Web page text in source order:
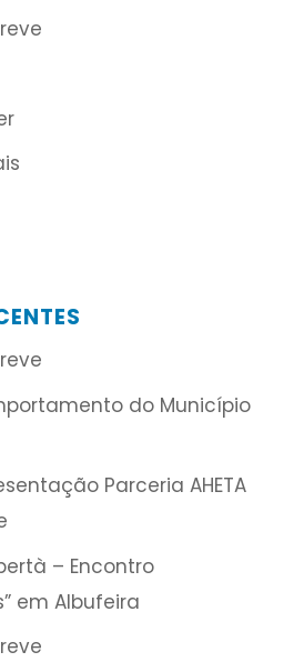
do Município
Parceria AHETA
– Encontro
em Albufeira